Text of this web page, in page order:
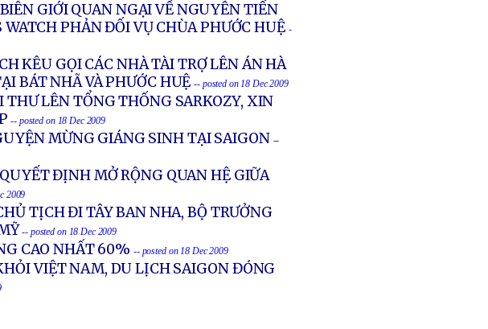
GIỚI QUAN NGẠI VỀ NGUYỄN TIẾN
PHẢN ĐỐI VỤ CHÙA PHƯỚC HUỆ -
KÊU GỌI CÁC NHÀ TÀI TRỢ LÊN ÁN HÀ
BÁT NHÃ VÀ PHƯỚC HUỆ -- posted on 18 Dec 2009
LÊN TỔNG THỐNG SARKOZY, XIN
-- posted on 18 Dec 2009
MỪNG GIÁNG SINH TẠI SAIGON --
ĐỊNH MỞ RỘNG QUAN HỆ GIỮA
2009
TỊCH ĐI TÂY BAN NHA, BỘ TRƯỞNG
-- posted on 18 Dec 2009
CAO NHẤT 60% -- posted on 18 Dec 2009
VIỆT NAM, DU LỊCH SAIGON ĐÓNG